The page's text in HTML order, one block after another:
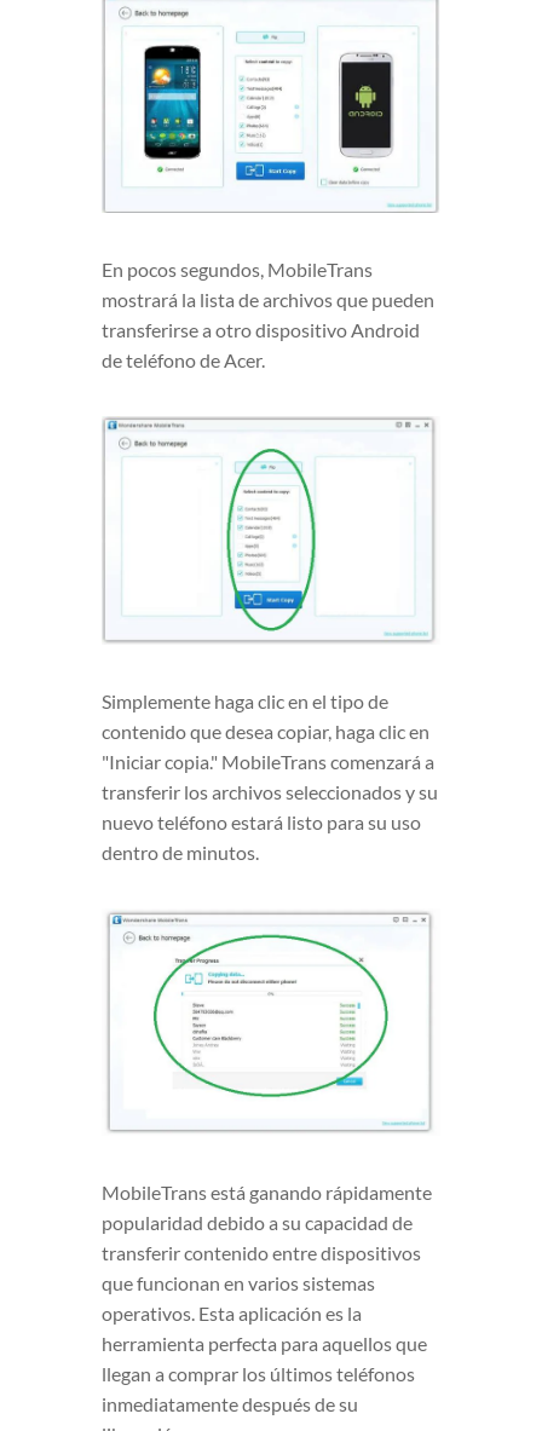
En pocos segundos, MobileTrans
mostrará la lista de archivos que pueden
transferirse a otro dispositivo Android
de teléfono de Acer.
Simplemente haga clic en el tipo de
contenido que desea copiar, haga clic en
"Iniciar copia." MobileTrans comenzará a
transferir los archivos seleccionados y su
nuevo teléfono estará listo para su uso
dentro de minutos.
MobileTrans está ganando rápidamente
popularidad debido a su capacidad de
transferir contenido entre dispositivos
que funcionan en varios sistemas
operativos. Esta aplicación es la
herramienta perfecta para aquellos que
llegan a comprar los últimos teléfonos
inmediatamente después de su